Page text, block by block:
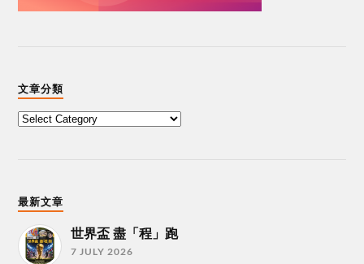
文章分類
最新文章
世界盃 盡「程」跑
7 JULY 2026